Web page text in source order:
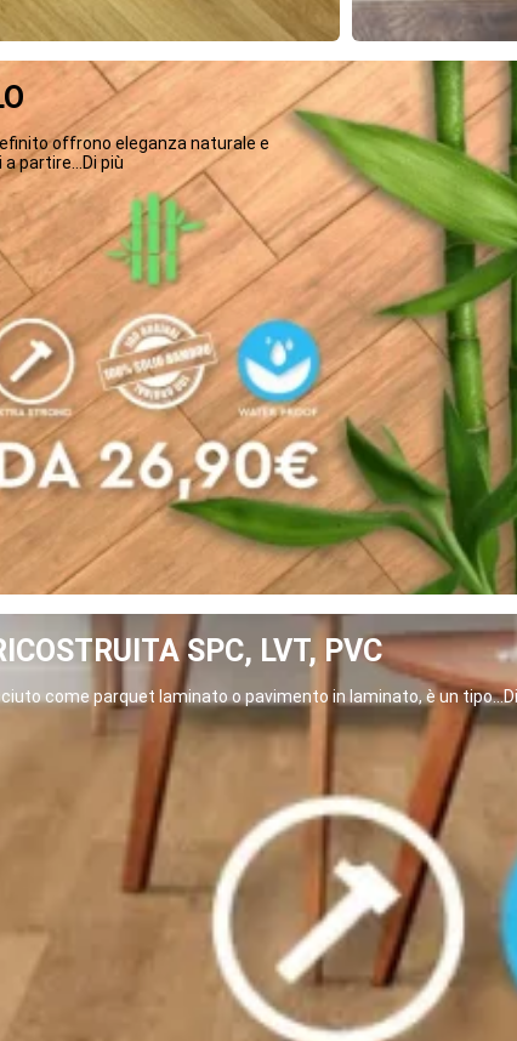
offrono eleganza naturale e
partire...Di più
SPC, LVT, PVC
come parquet laminato o pavimento in laminato, è un